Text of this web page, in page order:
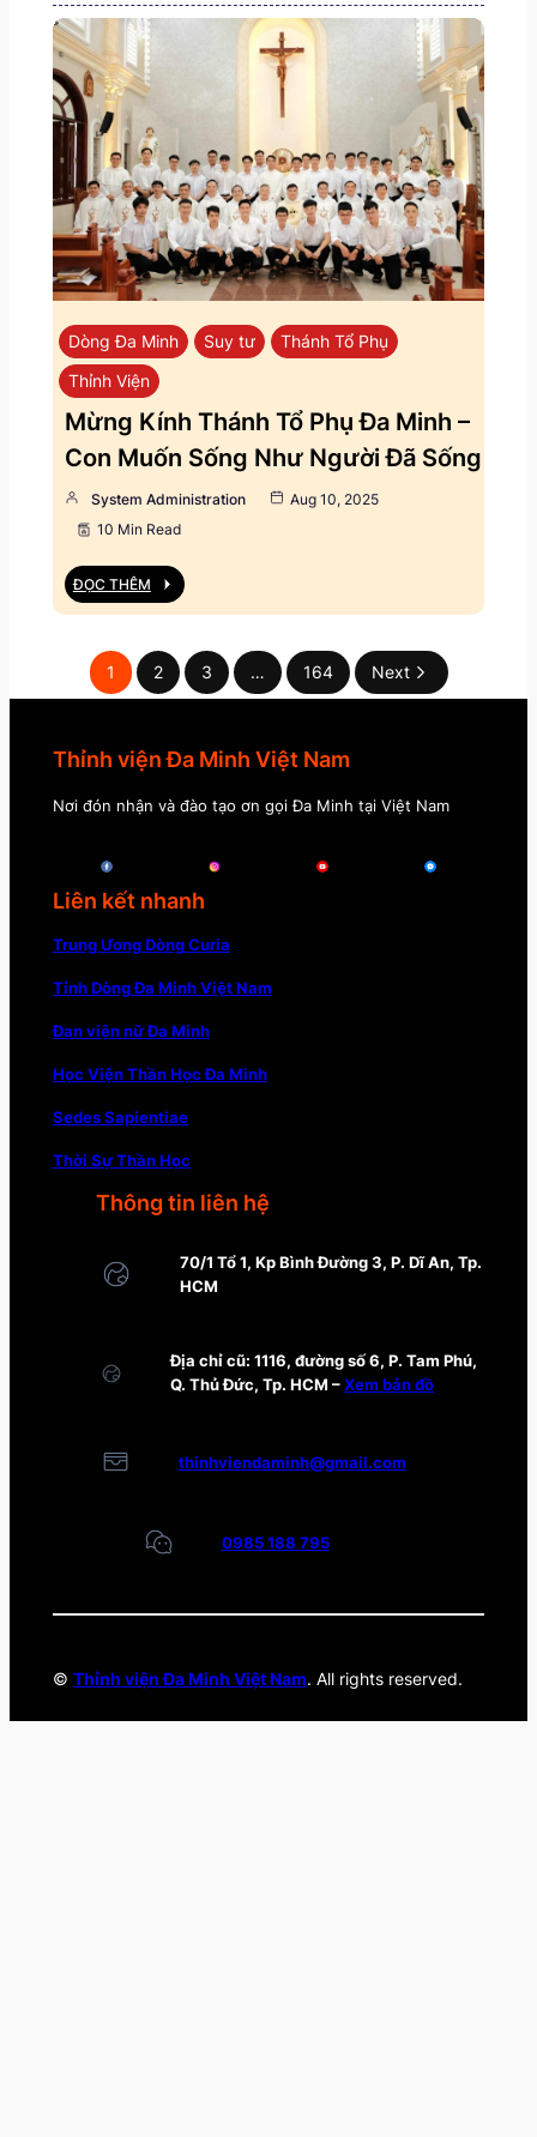
Dòng Đa Minh Suy tư
Thánh Tổ Phụ
Thỉnh Viện
Mừng Kính Thánh Tổ Phụ Đa Minh –
Con Muốn Sống Như Người Đã Sống
System Administration
Aug 10, 2025
10 Min Read
ĐỌC THÊM
1 2 3 … 164 Next
Thỉnh viện Đa Minh Việt Nam
Nơi đón nhận và đào tạo ơn gọi Đa Minh tại Việt Nam
Liên kết nhanh
Trung Ương Dòng Curia
Tỉnh Dòng Đa Minh Việt Nam
Đan viện nữ Đa Minh
Học Viện Thần Học Đa Minh
Sedes Sapientiae
Thời Sự Thần Học
Thông tin liên hệ
70/1 Tổ 1, Kp Bình Đường 3, P. Dĩ An, Tp.
HCM
Địa chỉ cũ: 1116, đường số 6, P. Tam Phú,
Q. Thủ Đức, Tp. HCM –Xem bản đồ
thinhviendaminh@gmail.com
0985 188 795
© Thỉnh viện Đa Minh Việt Nam. All rights reserved.